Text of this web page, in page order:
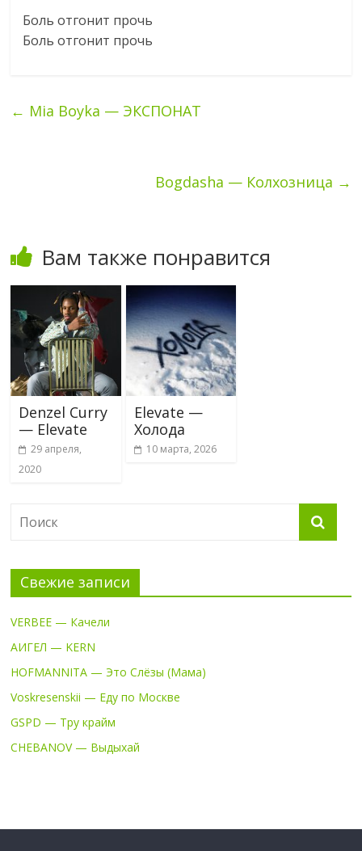
Боль отгонит прочь
Боль отгонит прочь
← Mia Boyka — ЭКСПОНАТ
Bogdasha — Колхозница →
Вам также понравится
Denzel Curry
— Elevate
29 апреля,
2020
Elevate —
Холода
10 марта, 2026
Свежие записи
VERBEE — Качели
АИГЕЛ — KERN
HOFMANNITA — Это Слёзы (Мама)
Voskresenskii — Еду по Москве
GSPD — Тру крайм
CHEBANOV — Выдыхай